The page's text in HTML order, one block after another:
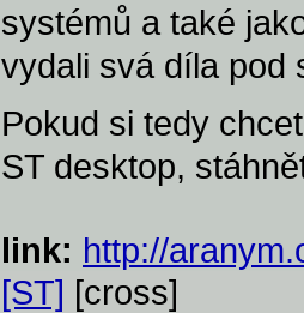
systémů a také
vydali svá díla pod
Pokud si tedy
ST desktop,
link: http://
[ST] [cross]